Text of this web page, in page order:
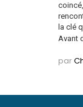
la clé
Avant
par